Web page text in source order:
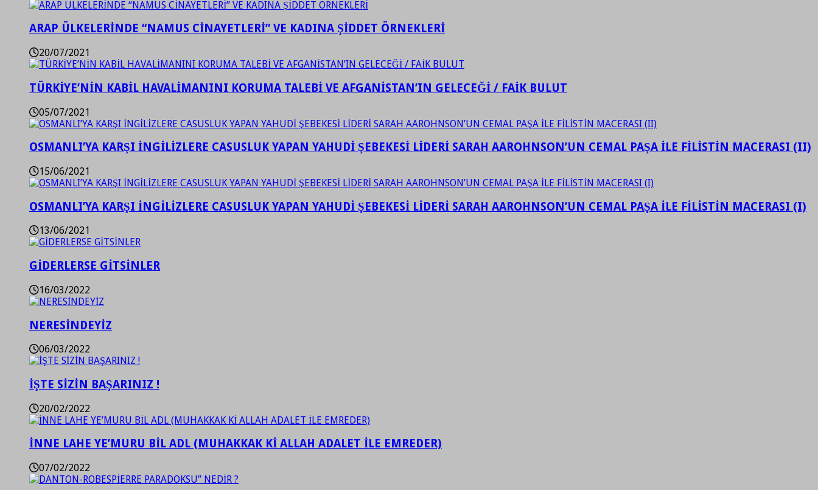
ARAP ÜLKELERİNDE “NAMUS CİNAYETLERİ” VE KADINA ŞİDDET ÖRNEKLERİ
20/07/2021
TÜRKİYE’NİN KABİL HAVALİMANINI KORUMA TALEBİ VE AFGANİSTAN’IN GELECEĞİ / FAİK BULUT
05/07/2021
OSMANLI’YA KARŞI İNGİLİZLERE CASUSLUK YAPAN YAHUDİ ŞEBEKESİ LİDERİ SARAH AAROHNSON’UN CEMAL PAŞA İLE FİLİSTİN MACERASI (II)
15/06/2021
OSMANLI’YA KARŞI İNGİLİZLERE CASUSLUK YAPAN YAHUDİ ŞEBEKESİ LİDERİ SARAH AAROHNSON’UN CEMAL PAŞA İLE FİLİSTİN MACERASI (I)
13/06/2021
GİDERLERSE GİTSİNLER
16/03/2022
NERESİNDEYİZ
06/03/2022
İŞTE SİZİN BAŞARINIZ !
20/02/2022
İNNE LAHE YE’MURU BİL ADL (MUHAKKAK Kİ ALLAH ADALET İLE EMREDER)
07/02/2022